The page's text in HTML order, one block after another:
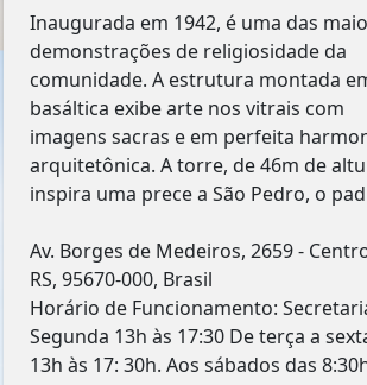
Inaugurada em 1942, é uma das
demonstrações de religiosidade da
comunidade. A estrutura montada
basáltica exibe arte nos vitrais com
imagens sacras e em perfeita
arquitetônica. A torre, de 46m de
inspira uma prece a São Pedro, o
Av. Borges de Medeiros, 2659 -
RS, 95670-000, Brasil
Horário de Funcionamento:
Segunda 13h às 17:30 De terça a
13h às 17: 30h. Aos sábados das